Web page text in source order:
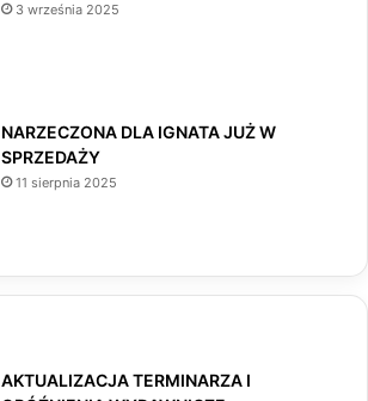
k
3 września 2025
NARZECZONA DLA IGNATA JUŻ W
SPRZEDAŻY
11 sierpnia 2025
AKTUALIZACJA TERMINARZA I